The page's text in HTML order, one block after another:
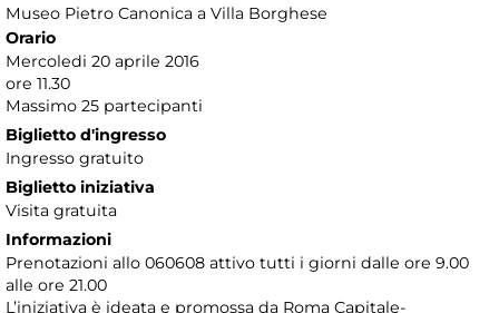
Museo Pietro Canonica a Villa Borghese
Orario
Mercoledi 20 aprile 2016
ore 11.30
Massimo 25 partecipanti
Biglietto d'ingresso
Ingresso gratuito
Biglietto iniziativa
Visita gratuita
Informazioni
Prenotazioni allo 060608 attivo tutti i giorni dalle ore 9.00
alle ore 21.00
L’iniziativa è ideata e promossa da Roma Capitale-